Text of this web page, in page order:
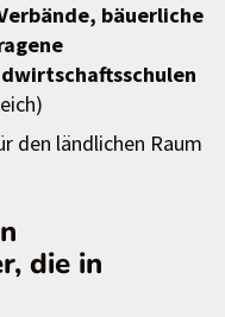
bäuerliche
den ländlichen Raum
die in